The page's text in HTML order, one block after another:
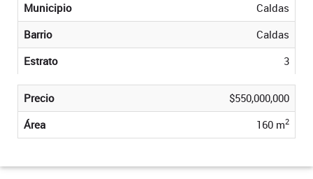
Municipio
Caldas
Barrio
Caldas
Estrato
3
Precio
$550,000,000
Área
160 m2